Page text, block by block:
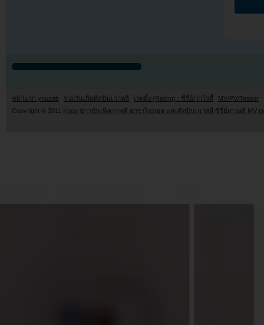
หน้าแรก youzab รวมวันเกิดศิลปินเกาหลี เรตติ้ง (Rating) : ซีรี่ย์/วาไรตี้
MV/PV/Teaser
Copyright © 2011 Kpop ข่าวบันเทิงเกาหลี ดาราไอดอล และศิลปินเกาหลี ซีรี่ย์เกาหลี MV